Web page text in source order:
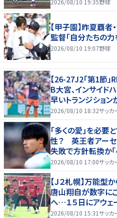
2026/08/10 19:35野球
【甲子園】昨夏覇
監督「自分たちの力
2026/08/10 19:07野球
【26-27J2「第1節」
B大宮、インサイド
早いトランジショ
での“メッセージ”も
2026/08/10 18:32サッカ
「多くの愛」を必要
性？ 英王者アーセ
失敗で方針転換か
ど優れている」
2026/08/10 17:00サッカ
【Ｊ２札幌】万能
唐山翔自が数字に
へ…１５日にアウェ
2026/08/10 15:31サッカ